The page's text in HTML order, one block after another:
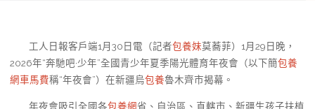
工人日報客戶端1月30日電（記者包養妹莫蕎菲）1月29日晚，
2026年“奔馳吧·少年”全國青少年夏季陽光體育年夜會（以下簡包養
網車馬費稱“年夜會”）在新疆烏包養魯木齊市揭幕。
年夜會吸引全國各包養網省、自治區、直轄市、新疆生孩子扶植